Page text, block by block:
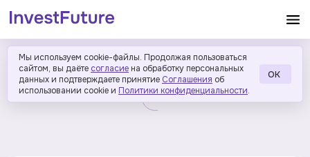
Мы используем cookie-файлы. Продолжая пользоваться
сайтом, вы даёте согласие на обработку персональных
данных и подтверждаете принятие Соглашения об
использовании cookie и Политики конфиденциальности.
ОК